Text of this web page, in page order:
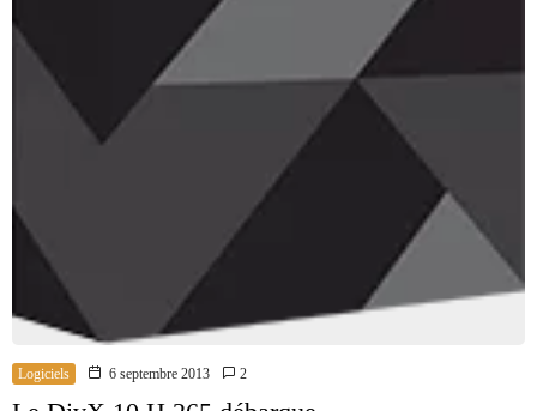
Logiciels 6 septembre 2013 2